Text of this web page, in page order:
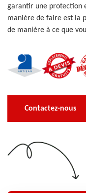
garantir une protection
manière de faire est la
de manière à ce que
Contactez-nous